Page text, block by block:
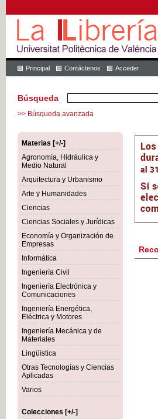
Principal Contáctenos Acceder
Búsqueda
>> Búsqueda avanzada
Materias [+/-]
Agronomía, Hidráulica y
Medio Natural
Arquitectura y Urbanismo
Arte y Humanidades
Ciencias
Ciencias Sociales y Jurídicas
Economía y Organización de
Empresas
Informática
Ingeniería Civil
Ingeniería Electrónica y
Comunicaciones
Ingeniería Energética,
Eléctrica y Motores
Ingeniería Mecánica y de
Materiales
Lingüística
Otras Tecnologías y Ciencias
Aplicadas
Varios
Colecciones [+/-]